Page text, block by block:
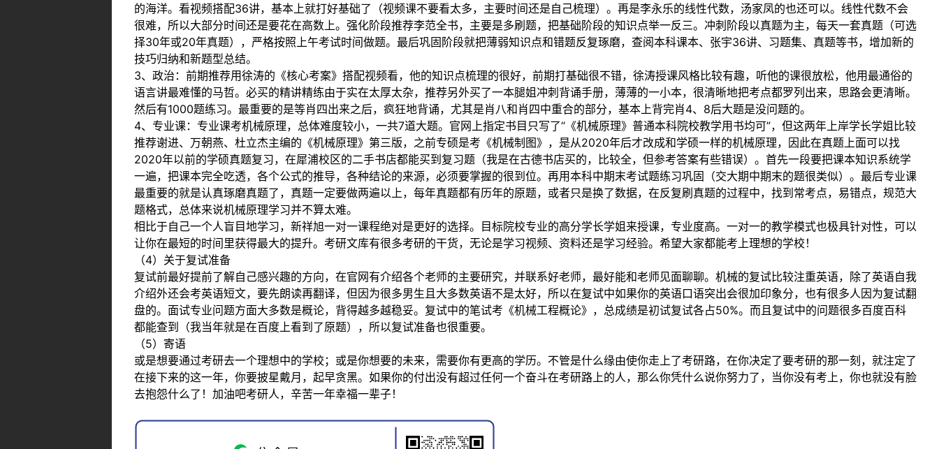
的海洋。看视频搭配36讲，基本上就打好基础了（视频课不要看太多，主要时间还是自己梳理）。再是李永乐的线性代数，汤家凤的也还可以。线性代数不会
很难，所以大部分时间还是要花在高数上。强化阶段推荐李范全书，主要是多刷题，把基础阶段的知识点举一反三。冲刺阶段以真题为主，每天一套真题（可选
择30年或20年真题），严格按照上午考试时间做题。最后巩固阶段就把薄弱知识点和错题反复琢磨，查阅本科课本、张宇36讲、习题集、真题等书，增加新的
技巧归纳和新题型总结。
3、政治：前期推荐用徐涛的《核心考案》搭配视频看，他的知识点梳理的很好，前期打基础很不错，徐涛授课风格比较有趣，听他的课很放松，他用最通俗的
语言讲最难懂的马哲。必买的精讲精练由于实在太厚太杂，推荐另外买了一本腿姐冲刺背诵手册，薄薄的一小本，很清晰地把考点都罗列出来，思路会更清晰。
然后有1000题练习。最重要的是等肖四出来之后，疯狂地背诵，尤其是肖八和肖四中重合的部分，基本上背完肖4、8后大题是没问题的。
4、专业课：专业课考机械原理，总体难度较小，一共7道大题。官网上指定书目只写了“《机械原理》普通本科院校教学用书均可”，但这两年上岸学长学姐比较
推荐谢进、万朝燕、杜立杰主编的《机械原理》第三版，之前专硕是考《机械制图》，是从2020年后才改成和学硕一样的机械原理，因此在真题上面可以找
2020年以前的学硕真题复习，在犀浦校区的二手书店都能买到复习题（我是在古德书店买的，比较全，但参考答案有些错误）。首先一段要把课本知识系统学
一遍，把课本完全吃透，各个公式的推导，各种结论的来源，必须要掌握的很到位。再用本科中期末考试题练习巩固（交大期中期末的题很类似）。最后专业课
最重要的就是认真琢磨真题了，真题一定要做两遍以上，每年真题都有历年的原题，或者只是换了数据，在反复刷真题的过程中，找到常考点，易错点，规范大
题格式，总体来说机械原理学习并不算太难。
相比于自己一个人盲目地学习，新祥旭一对一课程绝对是更好的选择。目标院校专业的高分学长学姐来授课，专业度高。一对一的教学模式也极具针对性，可以
让你在最短的时间里获得最大的提升。考研文库有很多考研的干货，无论是学习视频、资料还是学习经验。希望大家都能考上理想的学校！
（4）关于复试准备
复试前最好提前了解自己感兴趣的方向，在官网有介绍各个老师的主要研究，并联系好老师，最好能和老师见面聊聊。机械的复试比较注重英语，除了英语自我
介绍外还会考英语短文，要先朗读再翻译，但因为很多男生且大多数英语不是太好，所以在复试中如果你的英语口语突出会很加印象分，也有很多人因为复试翻
盘的。面试专业问题方面大多数是概论，背得越多越稳妥。复试中的笔试考《机械工程概论》，总成绩是初试复试各占50%。而且复试中的问题很多百度百科
都能查到（我当年就是在百度上看到了原题），所以复试准备也很重要。
（5）寄语
或是想要通过考研去一个理想中的学校；或是你想要的未来，需要你有更高的学历。不管是什么缘由使你走上了考研路，在你决定了要考研的那一刻，就注定了
在接下来的这一年，你要披星戴月，起早贪黑。如果你的付出没有超过任何一个奋斗在考研路上的人，那么你凭什么说你努力了，当你没有考上，你也就没有脸
去抱怨什么了！加油吧考研人，辛苦一年幸福一辈子！